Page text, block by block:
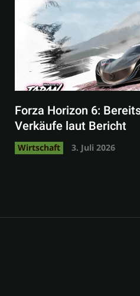
Forza Horizon 6:
Verkäufe laut Bericht
Wirtschaft 3. Juli 2026